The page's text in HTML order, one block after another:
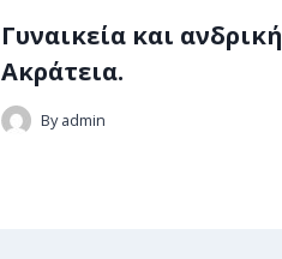
Γυναικεία και ανδρική
Ακράτεια.
By admin